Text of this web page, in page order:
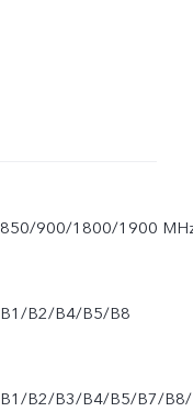
850/900/1800/1900
B1/B2/B4/B5/B8
B1/B2/B3/B4/B5/B7/B8/